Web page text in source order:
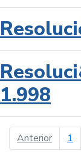
1.998
Anterior 1